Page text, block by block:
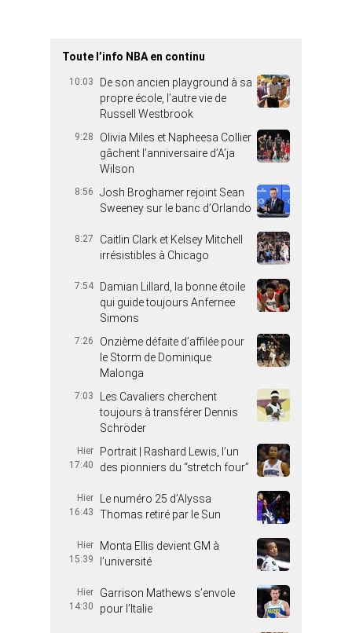
Toute l’info NBA en continu
10:03
De son ancien playground à sa
propre école, l’autre vie de
Russell Westbrook
9:28
Olivia Miles et Napheesa Collier
gâchent l’anniversaire d’A’ja
Wilson
8:56
Josh Broghamer rejoint Sean
Sweeney sur le banc d’Orlando
8:27
Caitlin Clark et Kelsey Mitchell
irrésistibles à Chicago
7:54
Damian Lillard, la bonne étoile
qui guide toujours Anfernee
Simons
7:26
Onzième défaite d’affilée pour
le Storm de Dominique
Malonga
7:03
Les Cavaliers cherchent
toujours à transférer Dennis
Schröder
Hier
17:40
Portrait | Rashard Lewis, l’un
des pionniers du “stretch four”
Hier
16:43
Le numéro 25 d’Alyssa
Thomas retiré par le Sun
Hier
15:39
Monta Ellis devient GM à
l’université
Hier
14:30
Garrison Mathews s’envole
pour l’Italie